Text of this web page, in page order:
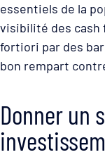
essentiels de la
visibilité des cash
fortiori par des
bon rempart
Donner un